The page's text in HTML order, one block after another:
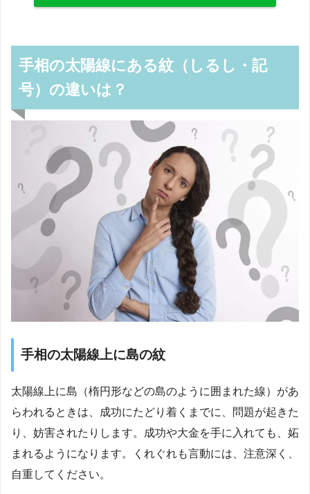
手相の太陽線にある紋（しるし・記
号）の違いは？
手相の太陽線上に島の紋
太陽線上に島（楕円形などの島のように囲まれた線）があ
らわれるときは、成功にたどり着くまでに、問題が起きた
り、妨害されたりします。成功や大金を手に入れても、妬
まれるようになります。くれぐれも言動には、注意深く、
自重してください。